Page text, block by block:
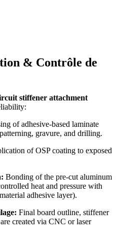
& Contrôle de
stiffener attachment
:
of adhesive-based laminate
, gravure, and drilling.
of OSP coating to exposed
Bonding of the pre-cut aluminum
heat and pressure with
adhesive layer).
Final board outline, stiffener
created via CNC or laser